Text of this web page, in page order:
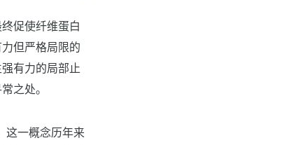
促使纤维蛋白
但严格局限的
有力的局部止
之处。
这一概念历年来